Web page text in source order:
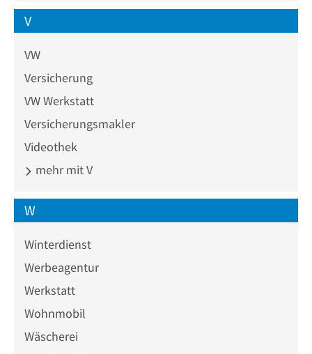
V
VW
Versicherung
VW Werkstatt
Versicherungsmakler
Videothek
mehr mit V
W
Winterdienst
Werbeagentur
Werkstatt
Wohnmobil
Wäscherei